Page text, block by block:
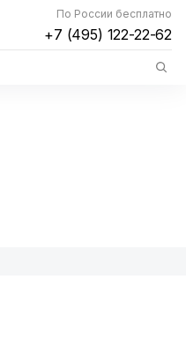
По России бесплатно
+7 (495) 122-22-62